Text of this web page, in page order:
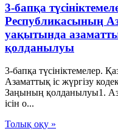
3-бапқа
Республикасының
уақытында
қолданылуы
3-бапқа түсініктемелер.
Азаматтық іс жүргізу
Заңының қолданылуы1.
ісін о...
Толық оқу »